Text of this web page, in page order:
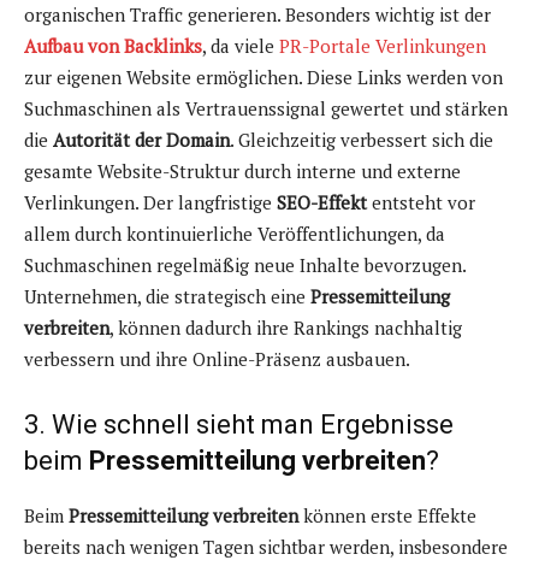
organischen Traffic generieren. Besonders wichtig ist der
Aufbau von Backlinks, da viele PR-Portale Verlinkungen
zur eigenen Website ermöglichen. Diese Links werden von
Suchmaschinen als Vertrauenssignal gewertet und stärken
die Autorität der Domain. Gleichzeitig verbessert sich die
gesamte Website-Struktur durch interne und externe
Verlinkungen. Der langfristige SEO-Effektentsteht vor
allem durch kontinuierliche Veröffentlichungen, da
Suchmaschinen regelmäßig neue Inhalte bevorzugen.
Unternehmen, die strategisch eine Pressemitteilung
verbreiten, können dadurch ihre Rankings nachhaltig
verbessern und ihre Online-Präsenz ausbauen.
3. Wie schnell sieht man Ergebnisse
beim Pressemitteilung verbreiten?
Beim Pressemitteilung verbreiten können erste Effekte
bereits nach wenigen Tagen sichtbar werden, insbesondere